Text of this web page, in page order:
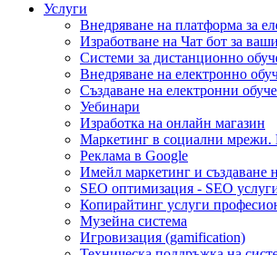
Услуги
Внедряване на платформа за
Изработване на Чат бот за
Системи за дистанционно
Внедряване на електронно
Създаване на електронни
Уебинари
Изработка на онлайн магазин
Маркетинг в социални мрежи.
Реклама в Google
Имейл маркетинг и създаване
SEO оптимизация - SEO
Копирайтинг услуги
Музейна система
Игровизация (gamification)